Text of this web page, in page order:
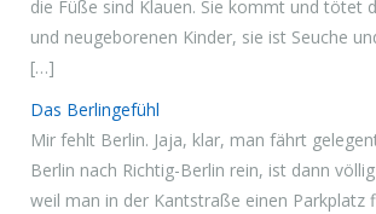
die Füße sind Klauen. Sie kommt und tötet
und neugeborenen Kinder, sie ist Seuche
[…]
Das Berlingefühl
Mir fehlt Berlin. Jaja, klar, man fährt
Berlin nach Richtig-Berlin rein, ist dann
weil man in der Kantstraße einen Parkplatz